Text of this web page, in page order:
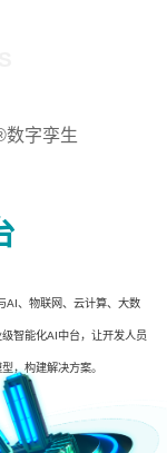
数字孪生
AI、物联网、云计算、大数
智能化AI中台，让开发人员
，构建解决方案。